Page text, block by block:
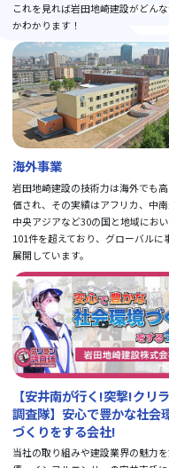
これを見れば岩田地崎建設がどん
かわかります！
海外事業
岩田地崎建設の技術力は海外でも
価され、その実績はアフリカ、中南
中央アジアなど30の国と地域にお
101件を超えており、グローバルに
展開しています。
【安井南が行く!突撃!クリ
調査隊】安心で豊かな社会
づくりをする会社!
当社の取り組みや建設業界の魅力